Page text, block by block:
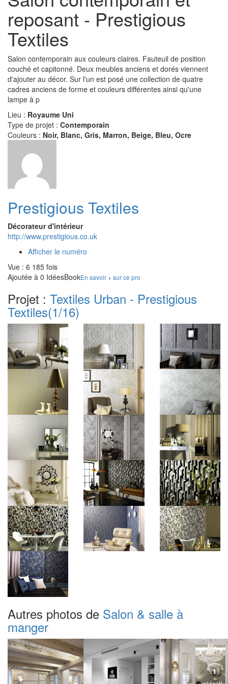
reposant - Prestigious
Textiles
Salon contemporain aux couleurs claires. Fauteuil de position
couché et capitonné. Deux meubles anciens et dorés viennent
d'ajouter au décor. Sur l'un est posé une collection de quatre
cadres anciens de forme et couleurs différentes ainsi qu'une
lampe à p
Lieu : Royaume Uni
Type de projet : Contemporain
Couleurs : Noir, Blanc, Gris, Marron, Beige, Bleu, Ocre
Prestigious Textiles
Décorateur d'intérieur
http://www.prestigious.co.uk
Afficher le numéro
Vue : 6 185 fois
Ajoutée à 0 IdéesBookEn savoir + sur ce pro
Projet : Textiles Urban - Prestigious
Textiles(1/16)
Autres photos de Salon & salle à
manger